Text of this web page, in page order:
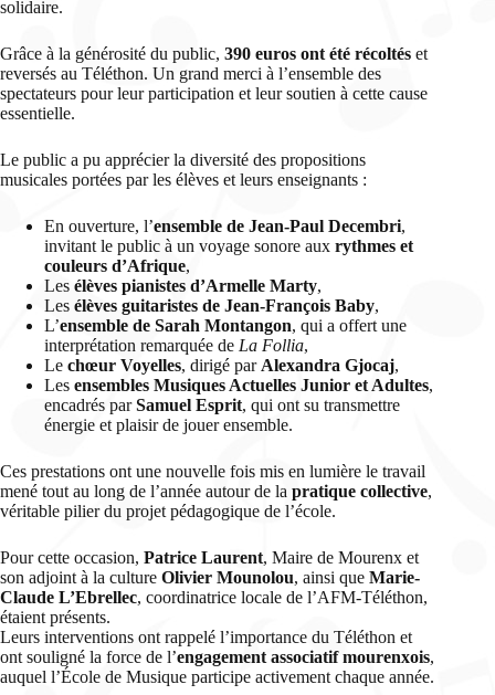
solidaire.
Grâce à la générosité du public, 390 euros ont été récoltés et
reversés au Téléthon. Un grand merci à l’ensemble des
spectateurs pour leur participation et leur soutien à cette cause
essentielle.
Le public a pu apprécier la diversité des propositions
musicales portées par les élèves et leurs enseignants :
En ouverture, l’ensemble de Jean-Paul Decembri,
invitant le public à un voyage sonore aux rythmes et
couleurs d’Afrique,
Les élèves pianistes d’Armelle Marty,
Les élèves guitaristes de Jean-François Baby,
L’ensemble de Sarah Montangon, qui a offert une
interprétation remarquée de La Follia,
Le chœur Voyelles, dirigé par Alexandra Gjocaj,
Les ensembles Musiques Actuelles Junior et Adultes,
encadrés parSamuel Esprit, qui ont su transmettre
énergie et plaisir de jouer ensemble.
Ces prestations ont une nouvelle fois mis en lumière le travail
mené tout au long de l’année autour de la pratique collective,
véritable pilier du projet pédagogique de l’école.
Pour cette occasion, Patrice Laurent, Maire de Mourenx et
son adjoint à la culture Olivier Mounolou, ainsi que Marie-
Claude L’Ebrellec, coordinatrice locale de l’AFM-Téléthon,
étaient présents.
Leurs interventions ont rappelé l’importance du Téléthon et
ont souligné la force de l’engagement associatif mourenxois,
auquel l’École de Musique participe activement chaque année.